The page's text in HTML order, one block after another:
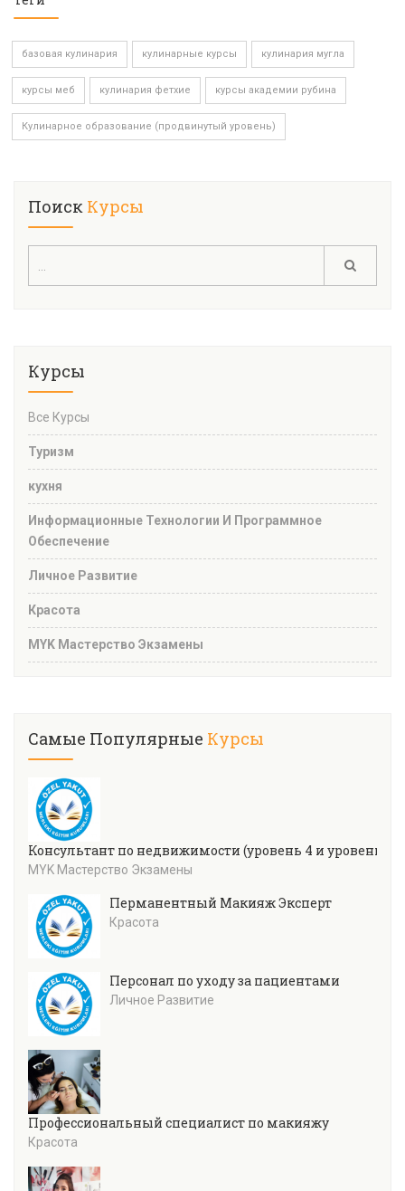
базовая кулинария кулинарные курсы кулинария мугла
курсы меб кулинария фетхие курсы академии рубина
Кулинарное образование (продвинутый уровень)
Поиск Курсы
Курсы
Все Курсы
Туризм
кухня
Информационные Технологии И Программное
Обеспечение
Личное Развитие
Красота
MYK Мастерство Экзамены
Самые Популярные Курсы
Консультант по недвижимости (уровень 4 и уровень 5)
MYK Мастерство Экзамены
Перманентный Макияж Эксперт
Красота
Персонал по уходу за пациентами
Личное Развитие
Профессиональный специалист по макияжу
Красота